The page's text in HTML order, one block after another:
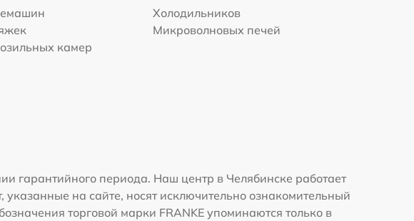
Холодильников
Микроволновых печей
камер
гарантийного периода. Наш центр в Челябинске работает
на сайте, носят исключительно ознакомительный
торговой марки FRANKE упоминаются только в